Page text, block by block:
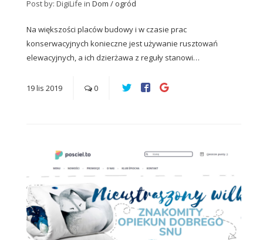
Post by: DigiLife in Dom / ogród
Na większości placów budowy i w czasie prac
konserwacyjnych konieczne jest używanie rusztowań
elewacyjnych, a ich dzierżawa z reguły stanowi…
19lis 2019 0